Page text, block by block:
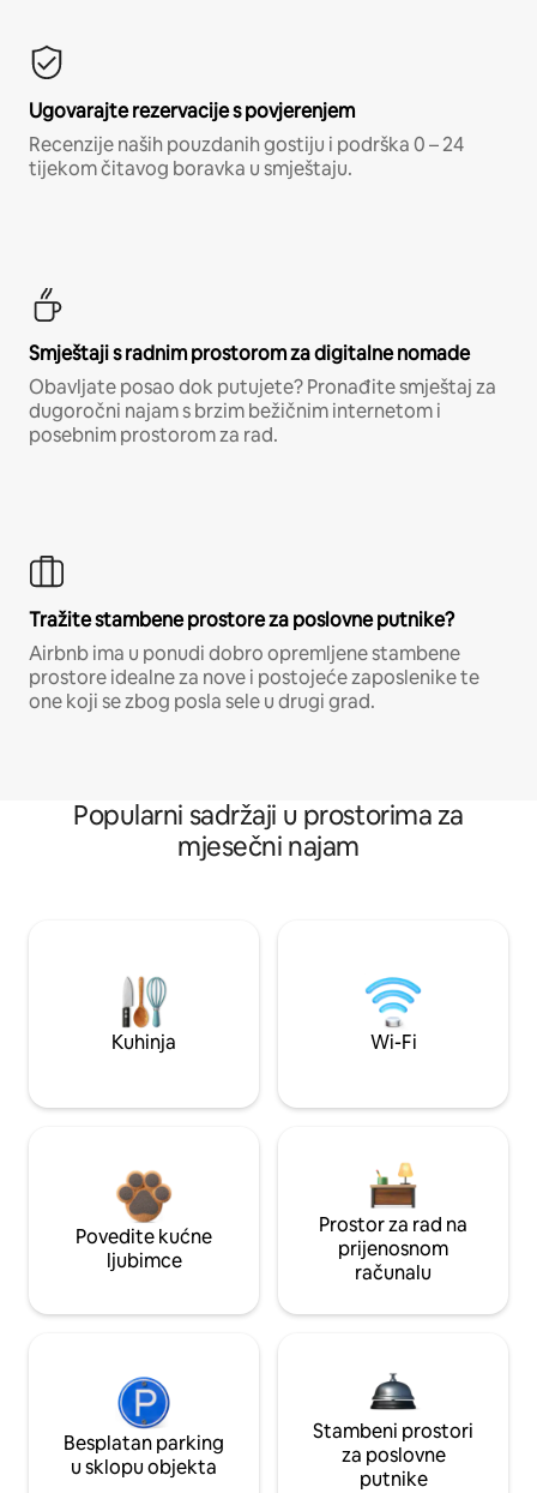
Ugovarajte rezervacije s povjerenjem
Recenzije naših pouzdanih gostiju i podrška 0 – 24
tijekom čitavog boravka u smještaju.
Smještaji s radnim prostorom za digitalne nomade
Obavljate posao dok putujete? Pronađite smještaj za
dugoročni najam s brzim bežičnim internetom i
posebnim prostorom za rad.
Tražite stambene prostore za poslovne putnike?
Airbnb ima u ponudi dobro opremljene stambene
prostore idealne za nove i postojeće zaposlenike te
one koji se zbog posla sele u drugi grad.
Popularni sadržaji u prostorima za
mjesečni najam
Kuhinja Wi-Fi
Povedite kućne
ljubimce
Prostor za rad na
prijenosnom
računalu
Besplatan parking
u sklopu objekta
Stambeni prostori
za poslovne
putnike